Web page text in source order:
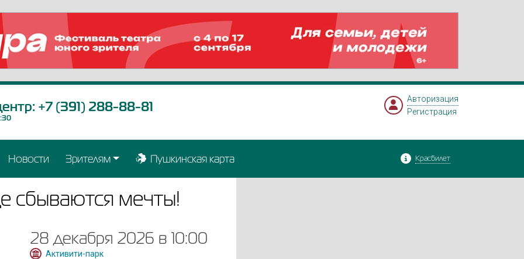
+7 (391) 288-88-81
Авторизация
Регистрация
Новости Зрителям Пушкинская карта Красбилет
сбываются мечты!
28 декабря 2026 в 10:00
Активити-парк